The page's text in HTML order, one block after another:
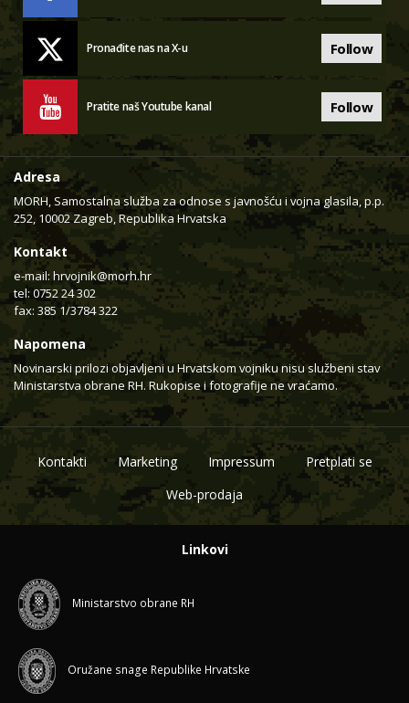
Pronađite nas na X-u Follow
Pratite naš Youtube kanal Follow
Adresa
MORH, Samostalna služba za odnose s javnošću i vojna glasila, p.p.
252, 10002 Zagreb, Republika Hrvatska
Kontakt
e-mail: hrvojnik@morh.hr
tel: 0752 24 302
fax: 385 1/3784 322
Napomena
Novinarski prilozi objavljeni u Hrvatskom vojniku nisu službeni stav
Ministarstva obrane RH. Rukopise i fotografije ne vraćamo.
Kontakti Marketing Impressum
Pretplati se
Web-prodaja
Linkovi
Ministarstvo obrane RH
Oružane snage Republike Hrvatske